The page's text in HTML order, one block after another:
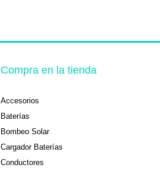
Compra en la tienda
Accesorios
Baterías
Bombeo Solar
Cargador Baterías
Conductores